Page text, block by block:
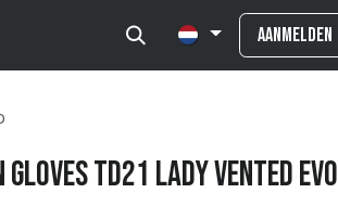
Aanmelden
TD21 Lady Vented Evo